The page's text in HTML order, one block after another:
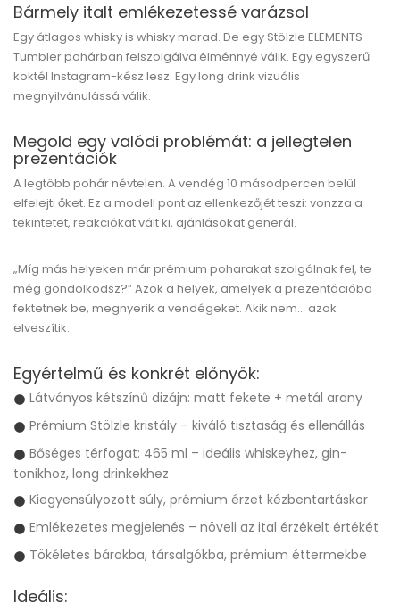
Bármely italt emlékezetessé varázsol
Egy átlagos whisky is whisky marad. De egy Stölzle ELEMENTS
Tumblerpohárban felszolgálva élménnyé válik. Egy egyszerű
koktél Instagram-kész lesz. Egy long drink vizuális
megnyilvánulássá válik.
Megold egy valódi problémát: a jellegtelen
prezentációk
A legtöbb pohár névtelen. A vendég 10 másodpercen belül
elfelejti őket. Ez a modell pont az ellenkezőjét teszi: vonzza a
tekintetet, reakciókat vált ki, ajánlásokat generál.
„Míg más helyeken már prémium poharakat szolgálnak fel, te
még gondolkodsz?” Azok a helyek, amelyek a prezentációba
fektetnek be, megnyerik a vendégeket. Akik nem... azok
elveszítik.
Egyértelmű és konkrét előnyök:
Látványos kétszínű dizájn: matt fekete + metál arany
Prémium Stölzle kristály – kiváló tisztaság és ellenállás
Bőséges térfogat: 465 ml – ideális whiskeyhez, gin-
tonikhoz, long drinkekhez
Kiegyensúlyozott súly, prémium érzet kézbentartáskor
Emlékezetes megjelenés – növeli az ital érzékelt értékét
Tökéletes bárokba, társalgókba, prémium éttermekbe
Ideális: